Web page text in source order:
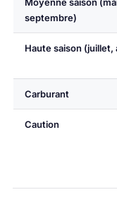
septembre)
Haute saison (juillet,
Carburant
Caution